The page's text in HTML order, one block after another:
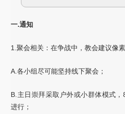
一.通知
1.聚会相关：在争战中，教会建议像素
A.各小组尽可能坚持线下聚会；
B.主日崇拜采取户外或小群体模式
进行；